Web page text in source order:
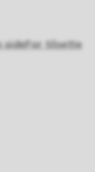
sideFor tilsette